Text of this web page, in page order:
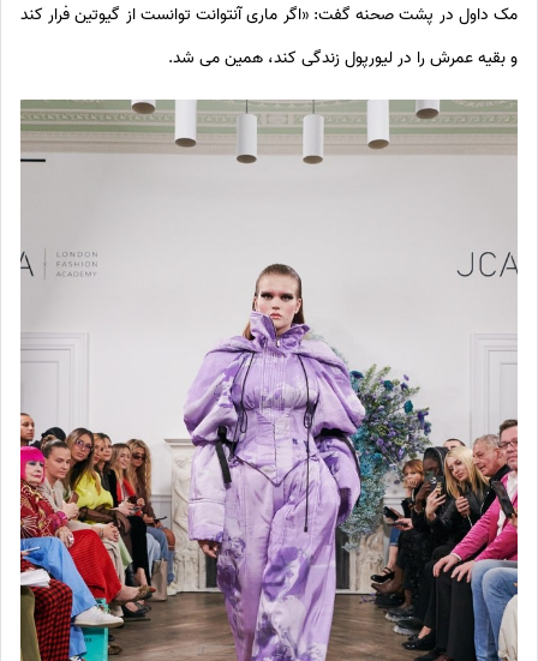
مک داول در پشت صحنه گفت: «اگر ماری آنتوانت توانست از گیوتین فرار کند
و بقیه عمرش را در لیورپول زندگی کند، همین می شد.